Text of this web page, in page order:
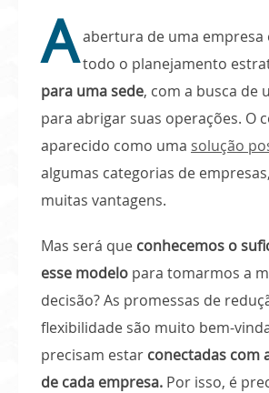
A abertura de uma empresa
todo o planejamento
para uma sede, com a busca de
para abrigar suas operações. O
aparecido como uma solução
algumas categorias de
muitas vantagens.
Mas será que conhecemos o
esse modelo para tomarmos a
decisão? As promessas de
flexibilidade são muito bem-
precisam estar conectadas com
de cada empresa. Por isso, é